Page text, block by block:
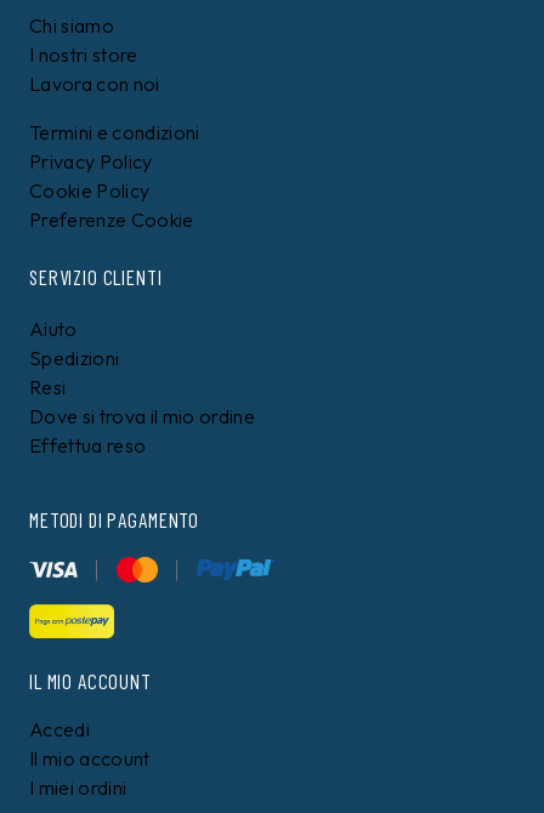
Chi siamo
I nostri store
Lavora con noi
Termini e condizioni
Privacy Policy
Cookie Policy
Preferenze Cookie
SERVIZIO CLIENTI
Aiuto
Spedizioni
Resi
Dove si trova il mio ordine
Effettua reso
METODI DI PAGAMENTO
IL MIO ACCOUNT
Accedi
Il mio account
I miei ordini